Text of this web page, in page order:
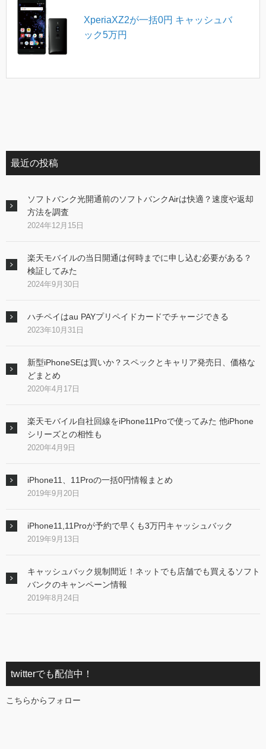
XperiaXZ2が一括0円 キャッシュバ
ック5万円
最近の投稿
ソフトバンク光開通前のソフトバンクAirは快適？速度や返却
方法を調査
2024年12月15日
楽天モバイルの当日開通は何時までに申し込む必要がある？
検証してみた
2024年9月30日
ハチペイはau PAYプリペイドカードでチャージできる
2023年10月31日
新型iPhoneSEは買いか？スペックとキャリア発売日、価格な
どまとめ
2020年4月17日
楽天モバイル自社回線をiPhone11Proで使ってみた 他iPhone
シリーズとの相性も
2020年4月9日
iPhone11、11Proの一括0円情報まとめ
2019年9月20日
iPhone11,11Proが予約で早くも3万円キャッシュバック
2019年9月13日
キャッシュバック規制間近！ネットでも店舗でも買えるソフト
バンクのキャンペーン情報
2019年8月24日
twitterでも配信中！
こちらからフォロー